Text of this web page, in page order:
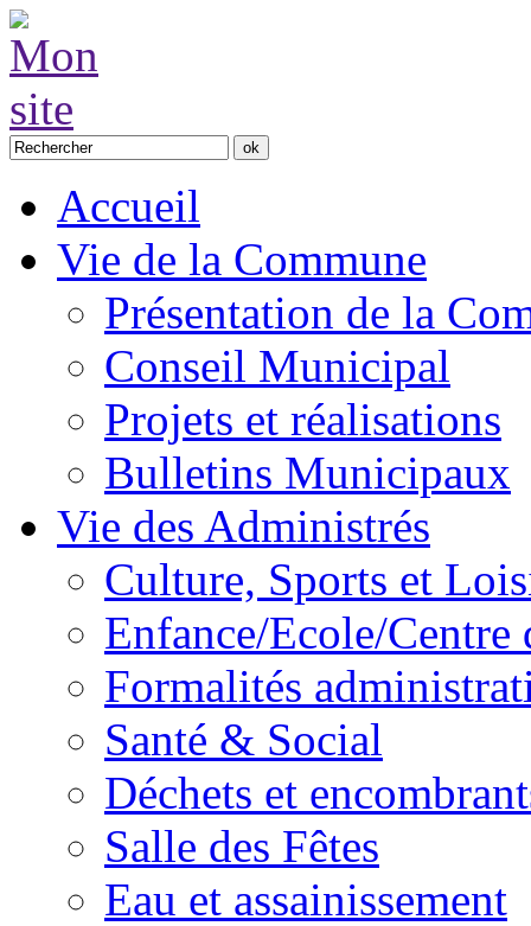
Accueil
Vie de la Commune
Présentation de la
Conseil Municipal
Projets et réalisations
Bulletins Municipaux
Vie des Administrés
Culture, Sports et
Enfance/Ecole/Centre
Formalités
Santé & Social
Déchets et
Salle des Fêtes
Eau et assainissement